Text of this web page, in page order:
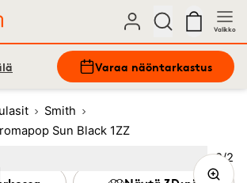
Valikko
Varaa näöntarkastus
Smith
Sun Black 1ZZ
Kuva
2/2
(Current image)